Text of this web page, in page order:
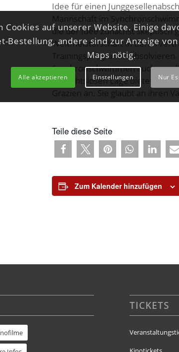
Idee für einen
Mannschaft im
die der Idee zunächst skeptisch
Weltmeisterschaft in Berlin
Trainingsprogramm
Synchronschwimmen auch nur
aussichtslosen Lage bietet sich
Grazien an. Sie glaubt an ihren
Teile diese Seite
Zum Kalender hinzufügen
TICKETS
Cookies auf unserer Website. Einige
Bestellung, andere sind zur Anzeige
Maps nötig.
Alle akzeptieren Einstellungen Nur